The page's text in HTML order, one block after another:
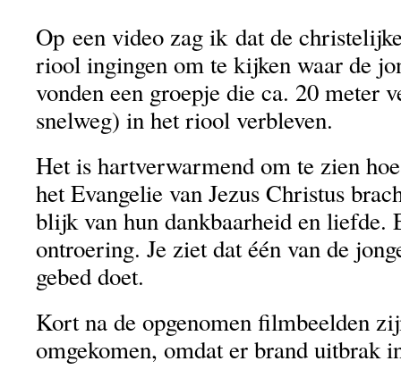
Op een video zag ik dat de
riool ingingen om te kijken waar de
vonden een groepje die ca. 20 meter
snelweg) in het riool verbleven.
Het is hartverwarmend om te zien
het Evangelie van Jezus Christus
blijk van hun dankbaarheid en liefde.
ontroering. Je ziet dat één van de
gebed doet.
Kort na de opgenomen filmbeelden
omgekomen, omdat er brand uitbrak